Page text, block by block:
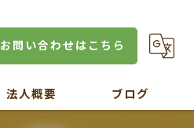
お問い合わせはこちら
法人概要 ブログ